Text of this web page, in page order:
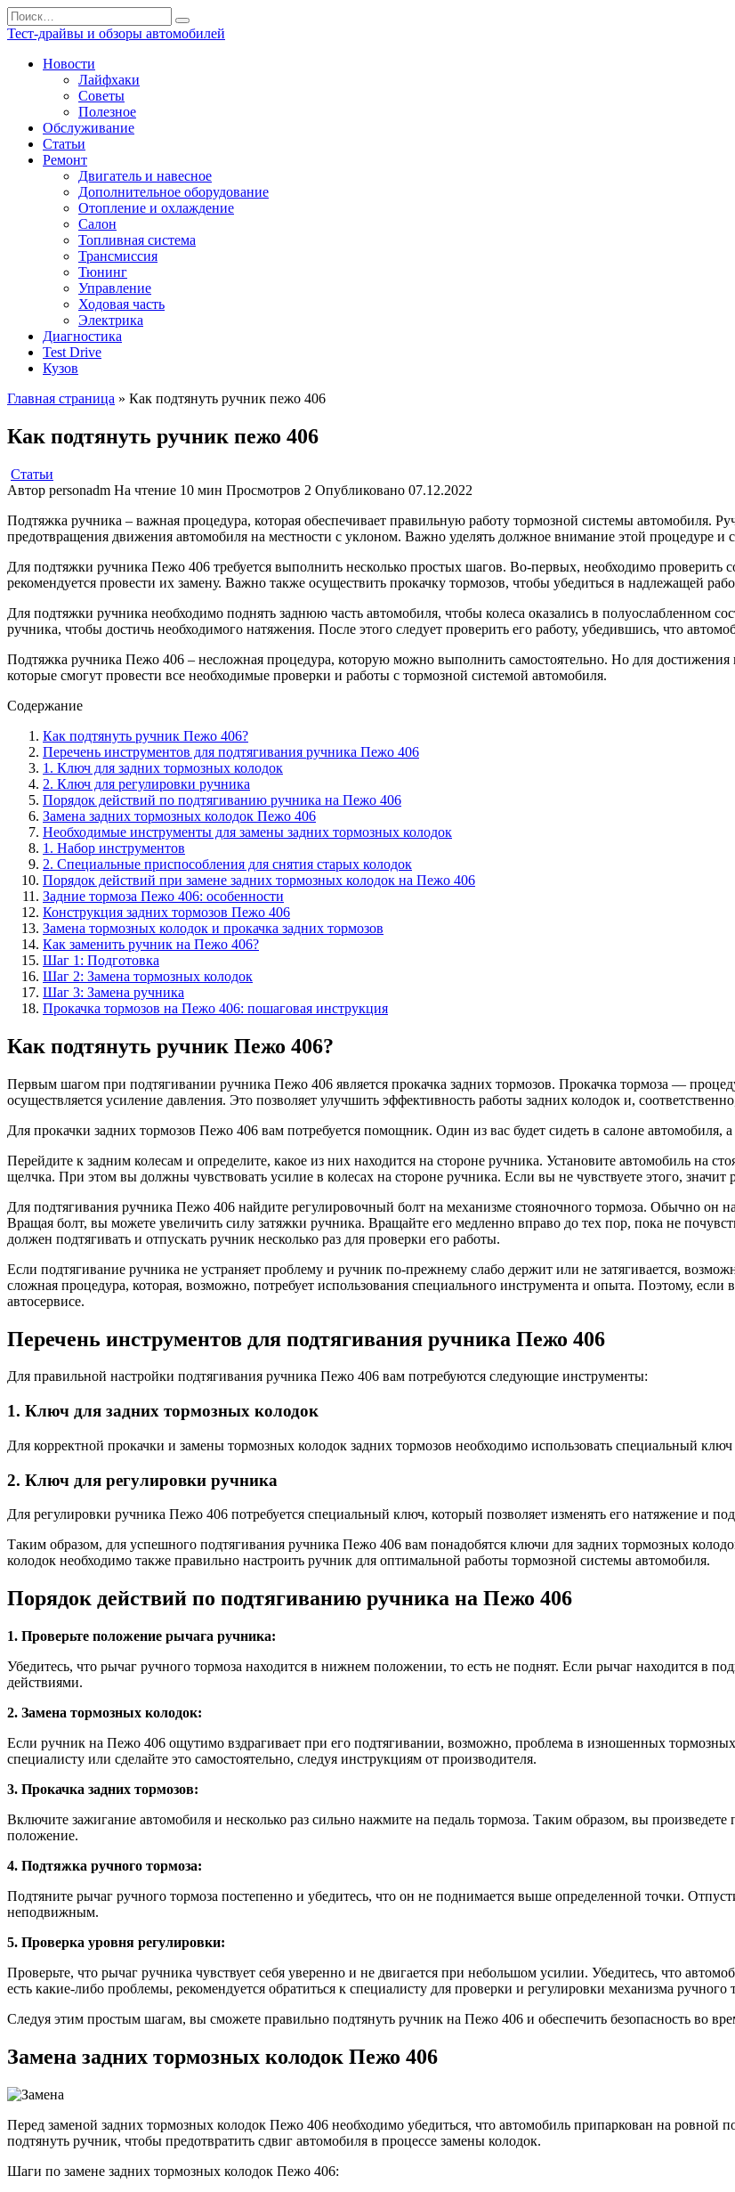
Перейти
к
содержанию
Search
for:
Тест-драйвы и обзоры автомобилей
Новости
Лайфхаки
Советы
Полезное
Обслуживание
Статьи
Ремонт
Двигатель и навесное
Дополнительное оборудование
Отопление и охлаждение
Салон
Топливная система
Трансмиссия
Тюнинг
Управление
Ходовая часть
Электрика
Диагностика
Test Drive
Кузов
Главная страница » Как подтянуть ручник пежо 406
Как подтянуть ручник пежо 406
Статьи
Автор personadm На чтение 10 мин Просмотров 2 Опубликовано 07.12.2022
Подтяжка ручника – важная процедура, которая обеспечивает правильную работу тормозной системы автомобиля.
предотвращения движения автомобиля на местности с уклоном. Важно уделять должное внимание этой процедуре и
Для подтяжки ручника Пежо 406 требуется выполнить несколько простых шагов. Во-первых, необходимо
рекомендуется провести их замену. Важно также осуществить прокачку тормозов, чтобы убедиться в надлежащей
Для подтяжки ручника необходимо поднять заднюю часть автомобиля, чтобы колеса оказались в полуослабленном
ручника, чтобы достичь необходимого натяжения. После этого следует проверить его работу, убедившись, что
Подтяжка ручника Пежо 406 – несложная процедура, которую можно выполнить самостоятельно. Но для достижения
которые смогут провести все необходимые проверки и работы с тормозной системой автомобиля.
Содержание
Как подтянуть ручник Пежо 406?
Перечень инструментов для подтягивания ручника Пежо 406
1. Ключ для задних тормозных колодок
2. Ключ для регулировки ручника
Порядок действий по подтягиванию ручника на Пежо 406
Замена задних тормозных колодок Пежо 406
Необходимые инструменты для замены задних тормозных колодок
1. Набор инструментов
2. Специальные приспособления для снятия старых колодок
Порядок действий при замене задних тормозных колодок на Пежо 406
Задние тормоза Пежо 406: особенности
Конструкция задних тормозов Пежо 406
Замена тормозных колодок и прокачка задних тормозов
Как заменить ручник на Пежо 406?
Шаг 1: Подготовка
Шаг 2: Замена тормозных колодок
Шаг 3: Замена ручника
Прокачка тормозов на Пежо 406: пошаговая инструкция
Как подтянуть ручник Пежо 406?
Первым шагом при подтягивании ручника Пежо 406 является прокачка задних тормозов. Прокачка тормоза —
осуществляется усиление давления. Это позволяет улучшить эффективность работы задних колодок и,
Для прокачки задних тормозов Пежо 406 вам потребуется помощник. Один из вас будет сидеть в салоне автомобиля,
Перейдите к задним колесам и определите, какое из них находится на стороне ручника. Установите автомобиль на
щелчка. При этом вы должны чувствовать усилие в колесах на стороне ручника. Если вы не чувствуете этого, значит
Для подтягивания ручника Пежо 406 найдите регулировочный болт на механизме стояночного тормоза. Обычно он
Вращая болт, вы можете увеличить силу затяжки ручника. Вращайте его медленно вправо до тех пор, пока не
должен подтягивать и отпускать ручник несколько раз для проверки его работы.
Если подтягивание ручника не устраняет проблему и ручник по-прежнему слабо держит или не затягивается,
сложная процедура, которая, возможно, потребует использования специального инструмента и опыта. Поэтому,
автосервисе.
Перечень инструментов для подтягивания ручника Пежо 406
Для правильной настройки подтягивания ручника Пежо 406 вам потребуются следующие инструменты:
1. Ключ для задних тормозных колодок
Для корректной прокачки и замены тормозных колодок задних тормозов необходимо использовать специальный
2. Ключ для регулировки ручника
Для регулировки ручника Пежо 406 потребуется специальный ключ, который позволяет изменять его натяжение и
Таким образом, для успешного подтягивания ручника Пежо 406 вам понадобятся ключи для задних тормозных
колодок необходимо также правильно настроить ручник для оптимальной работы тормозной системы автомобиля.
Порядок действий по подтягиванию ручника на Пежо 406
1. Проверьте положение рычага ручника:
Убедитесь, что рычаг ручного тормоза находится в нижнем положении, то есть не поднят. Если рычаг находится в
действиями.
2. Замена тормозных колодок:
Если ручник на Пежо 406 ощутимо вздрагивает при его подтягивании, возможно, проблема в изношенных
специалисту или сделайте это самостоятельно, следуя инструкциям от производителя.
3. Прокачка задних тормозов:
Включите зажигание автомобиля и несколько раз сильно нажмите на педаль тормоза. Таким образом, вы
положение.
4. Подтяжка ручного тормоза:
Подтяните рычаг ручного тормоза постепенно и убедитесь, что он не поднимается выше определенной точки.
неподвижным.
5. Проверка уровня регулировки:
Проверьте, что рычаг ручника чувствует себя уверенно и не двигается при небольшом усилии. Убедитесь, что
есть какие-либо проблемы, рекомендуется обратиться к специалисту для проверки и регулировки механизма ручного
Следуя этим простым шагам, вы сможете правильно подтянуть ручник на Пежо 406 и обеспечить безопасность во
Замена задних тормозных колодок Пежо 406
Перед заменой задних тормозных колодок Пежо 406 необходимо убедиться, что автомобиль припаркован на
подтянуть ручник, чтобы предотвратить сдвиг автомобиля в процессе замены колодок.
Шаги по замене задних тормозных колодок Пежо 406: